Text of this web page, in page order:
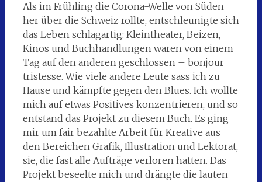
Als im Frühling die Corona-Welle von Süden
her über die Schweiz rollte, entschleunigte sich
das Leben schlagartig: Kleintheater, Beizen,
Kinos und Buchhandlungen waren von einem
Tag auf den anderen geschlossen – bonjour
tristesse. Wie viele andere Leute sass ich zu
Hause und kämpfte gegen den Blues. Ich wollte
mich auf etwas Positives konzentrieren, und so
entstand das Projekt zu diesem Buch. Es ging
mir um fair bezahlte Arbeit für Kreative aus
den Bereichen Grafik, Illustration und Lektorat,
sie, die fast alle Aufträge verloren hatten. Das
Projekt beseelte mich und drängte die lauten